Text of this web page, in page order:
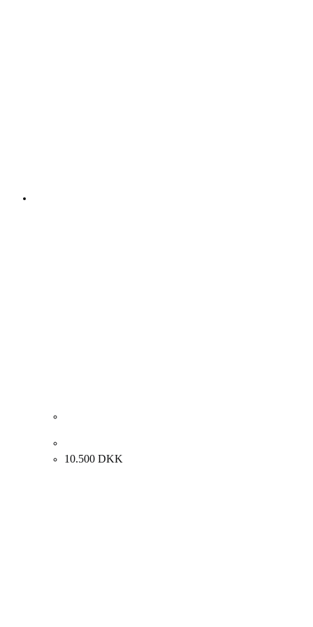
10.500 DKK